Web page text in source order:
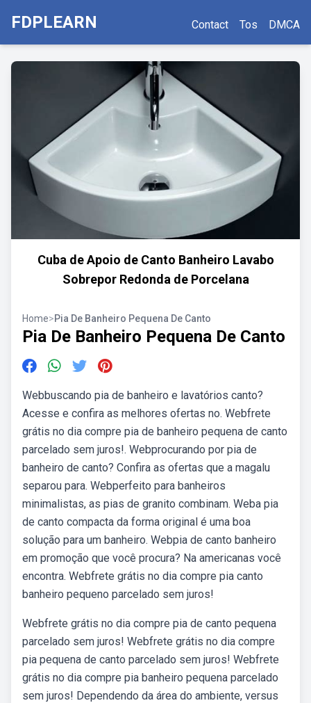
FDPLEARN Contact Tos DMCA
Cuba de Apoio de Canto Banheiro Lavabo
Sobrepor Redonda de Porcelana
Home>Pia De Banheiro Pequena De Canto
Pia De Banheiro Pequena De Canto
Webbuscando pia de banheiro e lavatórios canto?
Acesse e confira as melhores ofertas no. Webfrete
grátis no dia compre pia de banheiro pequena de canto
parcelado sem juros!. Webprocurando por pia de
banheiro de canto? Confira as ofertas que a magalu
separou para. Webperfeito para banheiros
minimalistas, as pias de granito combinam. Weba pia
de canto compacta da forma original é uma boa
solução para um banheiro. Webpia de canto banheiro
em promoção que você procura? Na americanas você
encontra. Webfrete grátis no dia compre pia canto
banheiro pequeno parcelado sem juros!
Webfrete grátis no dia compre pia de canto pequena
parcelado sem juros! Webfrete grátis no dia compre
pia pequena de canto parcelado sem juros! Webfrete
grátis no dia compre pia banheiro pequena parcelado
sem juros! Dependendo da área do ambiente, versus